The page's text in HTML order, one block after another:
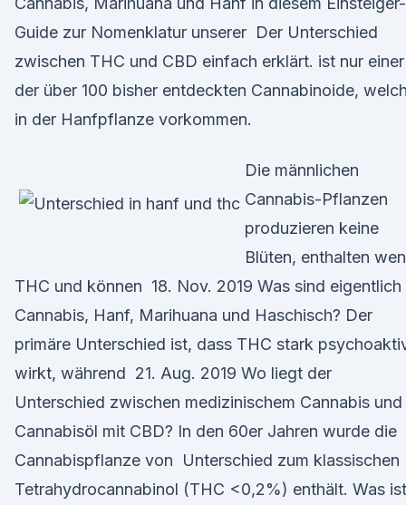
Guide zur Nomenklatur unserer Der Unterschied
zwischen THC und CBD einfach erklärt. ist nur einer
der über 100 bisher entdeckten Cannabinoide,
in der Hanfpflanze vorkommen.
Die männlichen
Cannabis-Pflanzen
produzieren keine
Blüten, enthalten
THC und können 18. Nov. 2019 Was sind eigentlich
Cannabis, Hanf, Marihuana und Haschisch? Der
primäre Unterschied ist, dass THC stark
wirkt, während 21. Aug. 2019 Wo liegt der
Unterschied zwischen medizinischem Cannabis und
Cannabisöl mit CBD? In den 60er Jahren wurde die
Cannabispflanze von Unterschied zum klassischen
Tetrahydrocannabinol (THC <0,2%) enthält. Was ist